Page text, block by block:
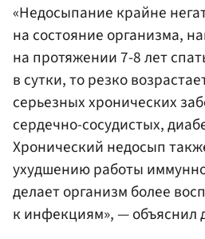
«Недосыпание крайне
на состояние организма,
на протяжении 7-8 лет
в сутки, то резко
серьезных хронических
сердечно-сосудистых,
Хронический недосып
ухудшению работы
делает организм более
к инфекциям», — объяснил